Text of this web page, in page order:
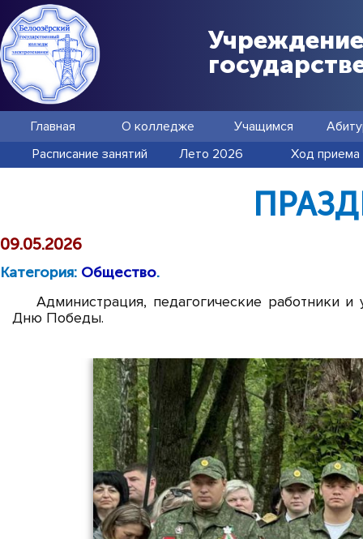
Главная О колледже Учащимся
Расписание занятий
Лето 2026 Ход приема
09.05.2026
Категория: Общество.
Администрация, педагогические работники
Дню Победы.